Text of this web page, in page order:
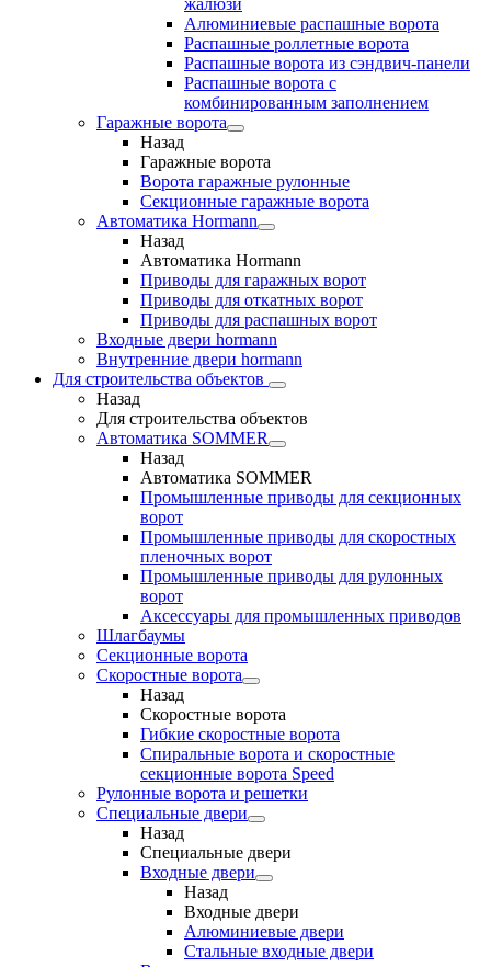
жалюзи
Алюминиевые распашные ворота
Распашные роллетные ворота
Распашные ворота из сэндвич-панели
Распашные ворота с
комбинированным заполнением
Гаражные ворота
Назад
Гаражные ворота
Ворота гаражные рулонные
Секционные гаражные ворота
Автоматика Hormann
Назад
Автоматика Hormann
Приводы для гаражных ворот
Приводы для откатных ворот
Приводы для распашных ворот
Входные двери hormann
Внутренние двери hormann
Для строительства объектов
Назад
Для строительства объектов
Автоматика SOMMER
Назад
Автоматика SOMMER
Промышленные приводы для секционных
ворот
Промышленные приводы для скоростных
пленочных ворот
Промышленные приводы для рулонных
ворот
Аксессуары для промышленных приводов
Шлагбаумы
Секционные ворота
Скоростные ворота
Назад
Скоростные ворота
Гибкие скоростные ворота
Спиральные ворота и скоростные
секционные ворота Speed
Рулонные ворота и решетки
Специальные двери
Назад
Специальные двери
Входные двери
Назад
Входные двери
Алюминиевые двери
Стальные входные двери